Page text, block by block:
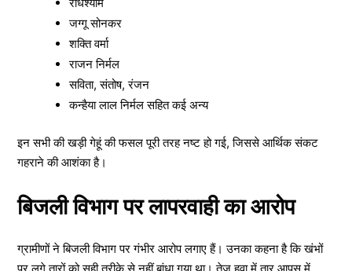
जग्गू सोनकर
शक्ति वर्मा
राजन निर्मल
सविता, संतोष, रंजन
कन्हैया लाल निर्मल सहित कई अन्य
इन सभी की खड़ी गेहूं की फसल पूरी तरह नष्ट हो गई, जिससे आर्थिक संकट
गहराने की आशंका है।
बिजली विभाग पर लापरवाही का आरोप
ग्रामीणों ने बिजली विभाग पर गंभीर आरोप लगाए हैं। उनका कहना है कि खंभों